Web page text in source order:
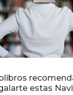
estas